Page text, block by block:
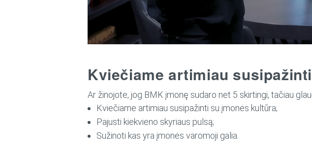
Kviečiame artimiau
Ar žinojote, jog BMK įmonę sudaro net 5 skirtingi, tačiau
Kviečiame artimiau susipažinti su įmonės kultūra;
Pajusti kiekvieno skyriaus pulsą;
Sužinoti kas yra įmonės varomoji galia.